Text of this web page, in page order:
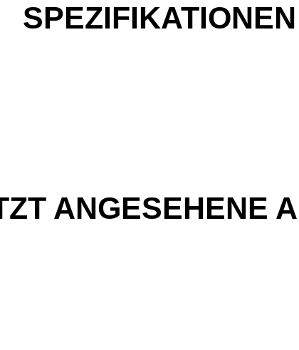
SPEZIFIKATIONEN
ANGESEHENE